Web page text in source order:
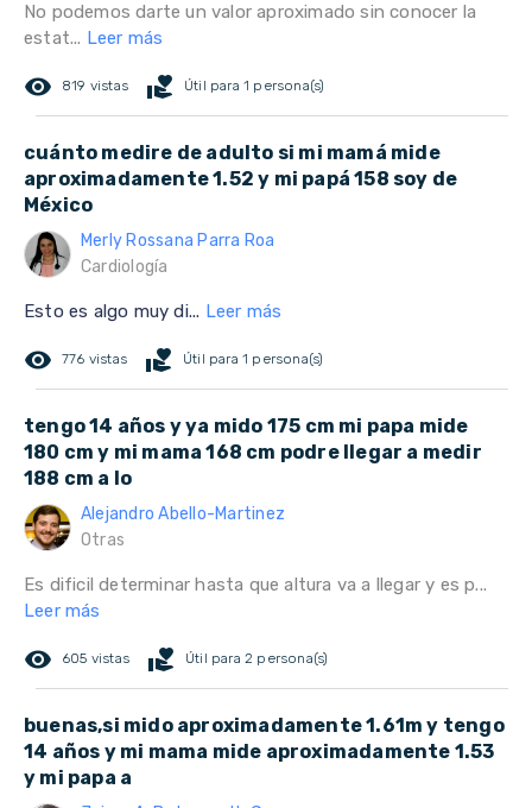
No podemos darte un valor aproximado sin conocer la
estat... Leer más
remove_red_eye 819 vistas volunteer_activism Útil para 1 persona(s)
cuánto medire de adulto si mi mamá mide
aproximadamente 1.52 y mi papá 158 soy de
México
Merly Rossana Parra Roa
Cardiología
Esto es algo muy di... Leer más
remove_red_eye 776 vistas volunteer_activism Útil para 1 persona(s)
tengo 14 años y ya mido 175 cm mi papa mide
180 cm y mi mama 168 cm podre llegar a medir
188 cm a lo
Alejandro Abello-Martinez
Otras
Es dificil determinar hasta que altura va a llegar y es p...
Leer más
remove_red_eye 605 vistas volunteer_activism Útil para 2 persona(s)
buenas,si mido aproximadamente 1.61m y tengo
14 años y mi mama mide aproximadamente 1.53
y mi papa a